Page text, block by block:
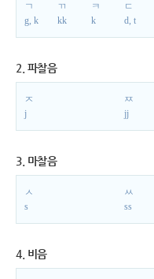
ㄱ
g, k
ㄲ
kk
ㅋ
k
ㄷ
d, t
2. 파찰음
ㅈ
j
ㅉ
jj
3. 마찰음
ㅅ
s
ㅆ
ss
4. 비음